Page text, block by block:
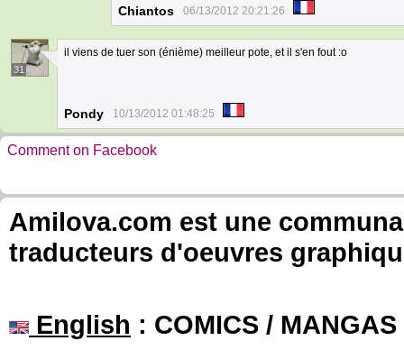
Chiantos 06/13/2012 20:21:26
31
il viens de tuer son (énième) meilleur pote, et il s'en fout :o
Pondy 10/13/2012 01:48:25
Comment on Facebook
Amilova.com est une
traducteurs d'oeuvres
English : COMICS /